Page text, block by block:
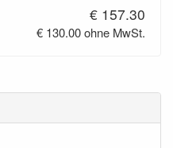
€ 157.30
€ 130.00 ohne MwSt.